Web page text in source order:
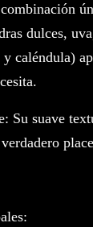
dulces,
caléndula)
Su suave